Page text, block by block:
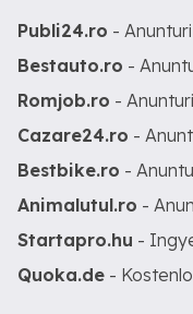
Publi24.ro -
Bestauto.ro -
Romjob.ro -
Cazare24.ro -
Bestbike.ro -
Animalutul.ro -
Startapro.hu -
Quoka.de -